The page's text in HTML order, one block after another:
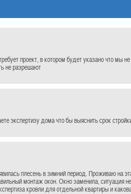
проект, в котором будет указано что мы
не разрешают
экспертизу дома что бы выяснить срок
плесень в зимний период. Проживаю на
монтаж окон. Окно заменила, ситуация
кровли для отдельной квартиры и